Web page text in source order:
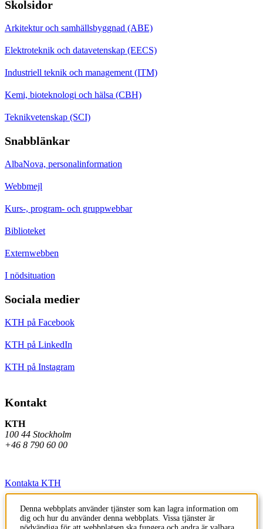
Skolsidor
Arkitektur och samhällsbyggnad (ABE)
Elektroteknik och datavetenskap (EECS)
Industriell teknik och management (ITM)
Kemi, bioteknologi och hälsa (CBH)
Teknikvetenskap (SCI)
Snabblänkar
AlbaNova, personalinformation
Webbmejl
Kurs-, program- och gruppwebbar
Biblioteket
Externwebben
I nödsituation
Sociala medier
KTH på Facebook
KTH på LinkedIn
KTH på Instagram
Kontakt
KTH
100 44 Stockholm
+46 8 790 60 00
Kontakta KTH
Jobba på KTH
Denna webbplats använder tjänster som kan lagra information om
dig och hur du använder denna webbplats. Vissa tjänster är